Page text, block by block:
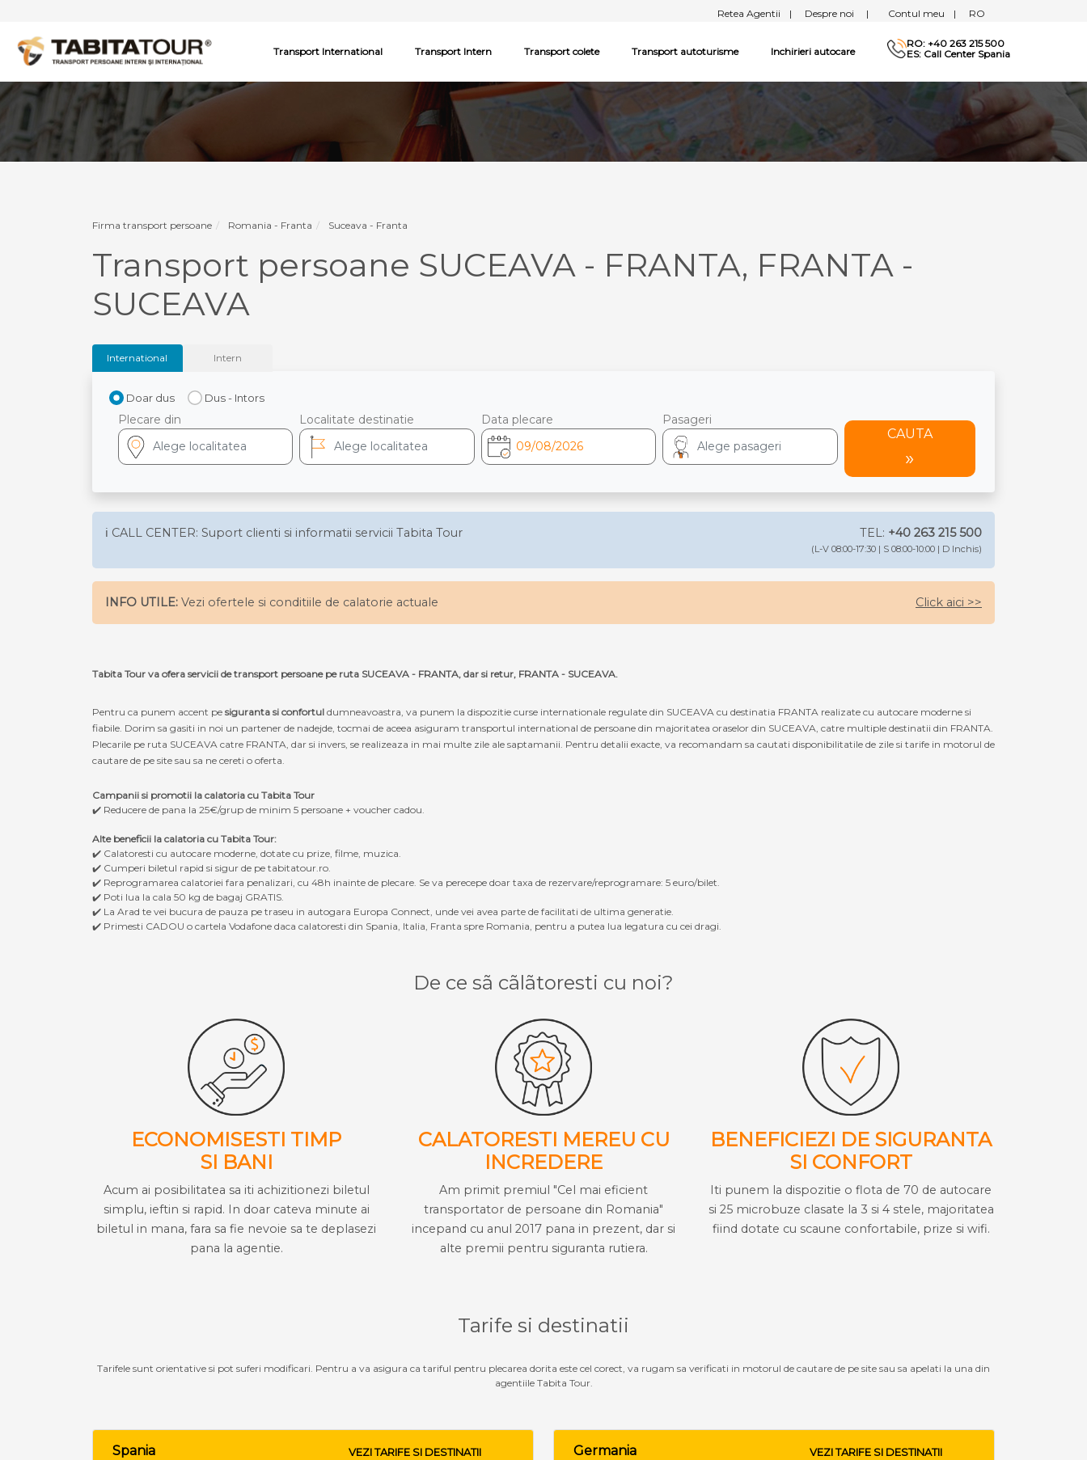
Retea Agentii | Despre noi | Contul meu | RO
Transport International Transport Intern Transport colete Transport autoturisme Inchirieri autocare
RO: +40 263 215 500
ES: Call Center Spania
Firma transport persoane Romania - Franta Suceava - Franta
Transport persoane SUCEAVA - FRANTA, FRANTA -
SUCEAVA
International Intern
Doar dus Dus - Intors
Plecare din Localitate destinatie Data plecare Pasageri
CAUTA
ℹ️ CALL CENTER: Suport clienti si informatii servicii Tabita Tour TEL: +40 263 215 500
(L-V 08:00-17:30 | S 08:00-10:00 | D Inchis)
INFO UTILE: Vezi ofertele si conditiile de calatorie actuale Click aici >>
Tabita Tour va ofera servicii de transport persoane pe ruta SUCEAVA - FRANTA, dar si retur, FRANTA - SUCEAVA.
Pentru ca punem accent pe siguranta si confortul dumneavoastra, va punem la dispozitie curse internationale regulate din SUCEAVA cu destinatia FRANTA realizate cu autocare moderne si
fiabile. Dorim sa gasiti in noi un partener de nadejde, tocmai de aceea asiguram transportul international de persoane din majoritatea oraselor din SUCEAVA, catre multiple destinatii din FRANTA.
Plecarile pe ruta SUCEAVA catre FRANTA, dar si invers, se realizeaza in mai multe zile ale saptamanii. Pentru detalii exacte, va recomandam sa cautati disponibilitatile de zile si tarife in motorul de
cautare de pe site sau sa ne cereti o oferta.
Campanii si promotii la calatoria cu Tabita Tour
✔️ Reducere de pana la 25€/grup de minim 5 persoane + voucher cadou.
Alte beneficii la calatoria cu Tabita Tour:
✔️ Calatoresti cu autocare moderne, dotate cu prize, filme, muzica.
✔️ Cumperi biletul rapid si sigur de pe tabitatour.ro.
✔️ Reprogramarea calatoriei fara penalizari, cu 48h inainte de plecare. Se va perecepe doar taxa de rezervare/reprogramare: 5 euro/bilet.
✔️ Poti lua la cala 50 kg de bagaj GRATIS.
✔️ La Arad te vei bucura de pauza pe traseu in autogara Europa Connect, unde vei avea parte de facilitati de ultima generatie.
✔️ Primesti CADOU o cartela Vodafone daca calatoresti din Spania, Italia, Franta spre Romania, pentru a putea lua legatura cu cei dragi.
De ce sã cãlãtoresti cu noi?
ECONOMISESTI TIMP
SI BANI
Acum ai posibilitatea sa iti achizitionezi biletul
simplu, ieftin si rapid. In doar cateva minute ai
biletul in mana, fara sa fie nevoie sa te deplasezi
pana la agentie.
CALATORESTI MEREU CU
INCREDERE
Am primit premiul "Cel mai eficient
transportator de persoane din Romania"
incepand cu anul 2017 pana in prezent, dar si
alte premii pentru siguranta rutiera.
BENEFICIEZI DE SIGURANTA
SI CONFORT
Iti punem la dispozitie o flota de 70 de autocare
si 25 microbuze clasate la 3 si 4 stele, majoritatea
fiind dotate cu scaune confortabile, prize si wifi.
Tarife si destinatii
Tarifele sunt orientative si pot suferi modificari. Pentru a va asigura ca tariful pentru plecarea dorita este cel corect, va rugam sa verificati in motorul de cautare de pe site sau sa apelati la una din
agentiile Tabita Tour.
Spania VEZI TARIFE SI DESTINATII Germania VEZI TARIFE SI DESTINATII